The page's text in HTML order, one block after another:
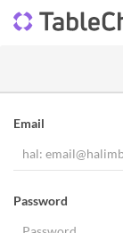
Email
Password